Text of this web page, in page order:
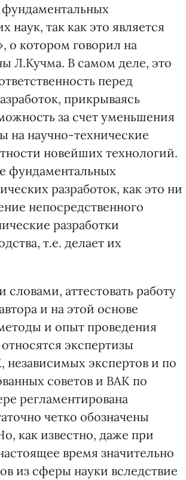
наук, так как это является
о котором говорил на
Л.Кучма. В самом деле, это
перед
прикрываясь
за счет уменьшения
на научно-технические
новейших технологий.
фундаментальных
разработок, как это ни
непосредственного
разработки
т.е. делает их
аттестовать работу
и на этой основе
и опыт проведения
экспертизы
независимых экспертов и по
советов и ВАК по
регламентирована
четко обозначены
как известно, даже при
время значительно
из сферы науки вследствие